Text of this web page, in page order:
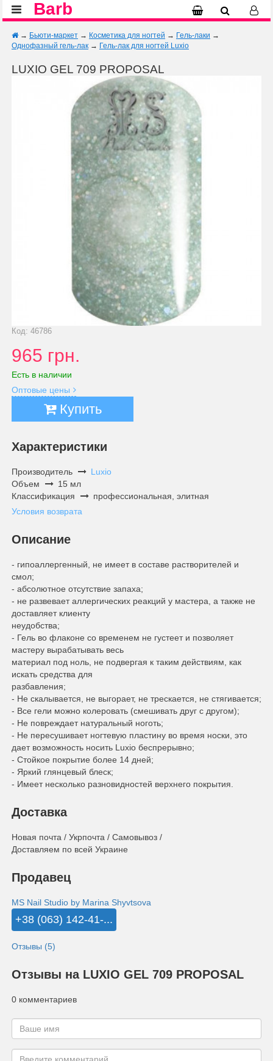
Barb
→ Бьюти-маркет → Косметика для ногтей → Гель-лаки →
Однофазный гель-лак → Гель-лак для ногтей Luxio
LUXIO GEL 709 PROPOSAL
Код: 46786
965 грн.
Есть в наличии
Оптовые цены
Купить
Характеристики
Производитель
Luxio
Объем
15 мл
Классификация
профессиональная, элитная
Условия возврата
Описание
- гипоаллергенный, не имеет в составе растворителей и
смол;
- абсолютное отсутствие запаха;
- не развевает аллергических реакций у мастера, а также не
доставляет клиенту
неудобства;
- Гель во флаконе со временем не густеет и позволяет
мастеру вырабатывать весь
материал под ноль, не подвергая к таким действиям, как
искать средства для
разбавления;
- Не скалывается, не выгорает, не трескается, не стягивается;
- Все гели можно колеровать (смешивать друг с другом);
- Не повреждает натуральный ноготь;
- Не пересушивает ногтевую пластину во время носки, это
дает возможность носить Luxio беспрерывно;
- Стойкое покрытие более 14 дней;
- Яркий глянцевый блеск;
- Имеет несколько разновидностей верхнего покрытия.
Доставка
Новая почта / Укрпочта / Самовывоз /
Доставляем по всей Украине
Продавец
MS Nail Studio by Marina Shyvtsova
+38 (063) 142-41-...
Отзывы (5)
Отзывы на LUXIO GEL 709 PROPOSAL
0 комментариев